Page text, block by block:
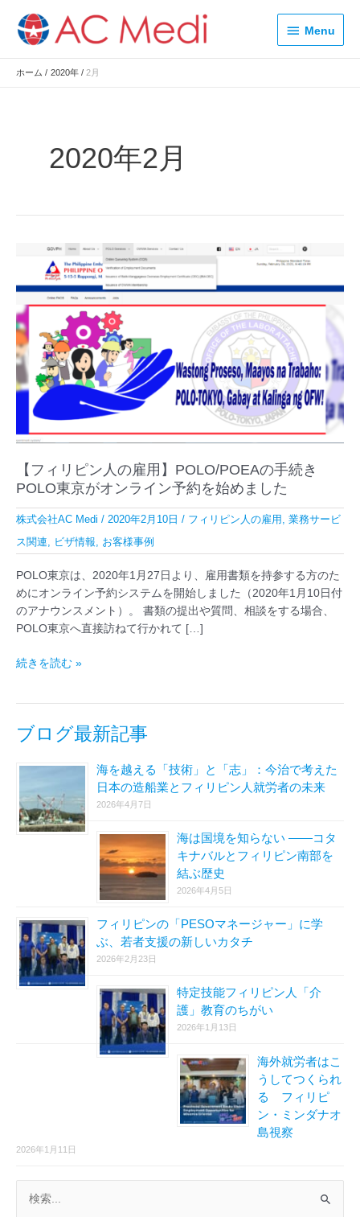
ス
Menu
Menu
ホーム 2020年 2月
2020年2月
【フィリピン人の雇用】POLO/POEAの手続き
POLO東京がオンライン予約を始めました
株式会社AC Medi / 2020年2月10日 / フィリピン人の雇用 業務サービ
ス関連
ビザ情報 お客様事例
POLO東京は、2020年1月27日より、雇用書類を持参する方のた
めにオンライン予約システムを開始しました（2020年1月10日付
のアナウンスメント）。 書類の提出や質問、相談をする場合、
POLO東京へ直接訪ねて行かれて […]
リ
ピ
ン
人
の
雇
用】
POLO/POEA
手
続
き
東
が
オ
ン
ラ
イ
予
め
ま
し
続きを読む »
ブログ最新記事
海を越える「技術」と「志」：今治で考えた
日本の造船業とフィリピン人就労者の未来
2026年4月7日
海は国境を知らない ――コタ
キナバルとフィリピン南部を
結ぶ歴史
2026年4月5日
フィリピンの「PESOマネージャー」に学
ぶ、若者支援の新しいカタチ
2026年2月23日
特定技能フィリピン人「介
護」教育のちがい
2026年1月13日
海外就労者はこ
うしてつくられ
る フィリピ
ン・ミンダナオ
島視察
2026年1月11日